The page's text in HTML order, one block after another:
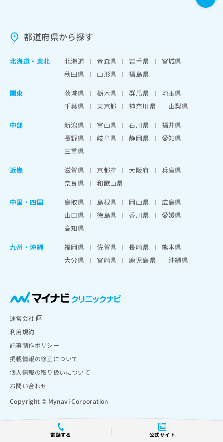
電話する 公式サイト
都道府県から探す
北海道 ・ 東北 北海道 青森県 岩手県
宮城県
秋田県
山形県
福島県
関東
茨城県 栃木県 群馬県
埼玉県
千葉県
東京都 神奈川県
山梨県
中部
新潟県 富山県 石川県
福井県
長野県
岐阜県 静岡県
愛知県
三重県
近畿
滋賀県 京都府 大阪府
兵庫県
奈良県
和歌山県
中国・四国
鳥取県 島根県 岡山県
広島県
山口県
徳島県 香川県
愛媛県
高知県
九州・沖縄
福岡県 佐賀県 長崎県
熊本県
大分県
宮崎県 鹿児島県 沖縄県
運営会社
利用規約
記事制作ポリシー
掲載情報の修正について
個人情報の取り扱いについて
お問い合わせ
Copyright © Mynavi Corporation